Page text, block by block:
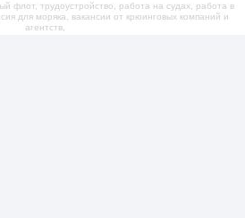
флот, трудоустройство, работа на судах, работа в
для моряка, вакансии от крюинговых компаний и
агентств,